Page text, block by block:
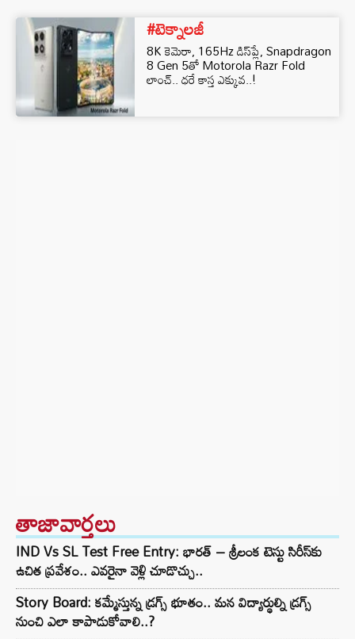
#టెక్నాలజీ
8K కెమెరా, 165Hz డిస్‌ప్లే, Snapdragon
8 Gen 5తో Motorola Razr Fold
లాంచ్.. ధరే కాస్త ఎక్కువ..!
తాజావార్తలు
IND Vs SL Test Free Entry: భారత్ – శ్రీలంక టెస్టు సిరీస్‌కు
ఉచిత ప్రవేశం.. ఎవరైనా వెళ్లి చూడొచ్చు..
Story Board: కమ్మేస్తున్న డ్రగ్స్ భూతం.. మన విద్యార్థుల్ని డ్రగ్స్
నుంచి ఎలా కాపాడుకోవాలి..?